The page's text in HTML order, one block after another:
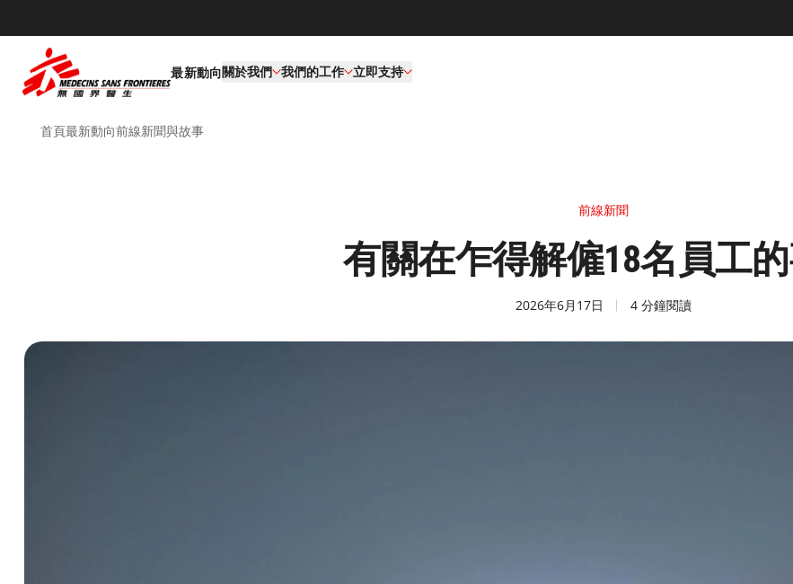
最新動向關於我們 我們的工作​ 立即支持
首頁最新動向前線新聞與故事
前線新聞
有關在乍得解僱18名員工
2026年6月17日 4 分鐘閱讀